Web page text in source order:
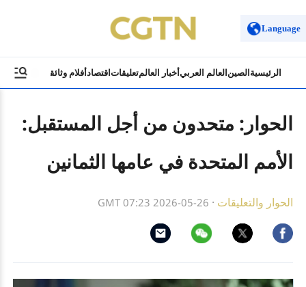
Language
الرئيسية الصين العالم العربيأخبار العالمتعليقات اقتصادأفلام وثائقية ثقافة
الحوار: متحدون من أجل المستقبل:
الأمم المتحدة في عامها الثمانين
الحوار والتعليقات ·
GMT 07:23 2026-05-26